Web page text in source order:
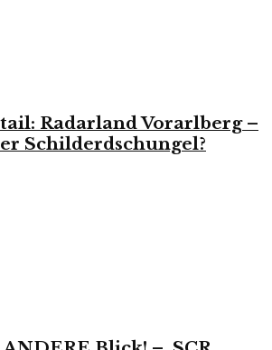
Radarland Vorarlberg –
Schilderdschungel?